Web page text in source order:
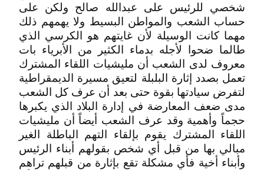
شخصي للرئيس على عبدالله صالح ولكن على
حساب الشعب والمواطن البسيط ولا يهمهم ذلك
مهما كانت الوسيلة لأن غايتهم هو الكرسي الذي
طالما ضحوا لأجله بدماء الكثير من الأبرياء بات
معروف لدى الشعب أن مليشيات اللقاء المشترك
تعمل بصدد إثارة البلبلة لتعيق مسيرة الديمقراطية
لتفرض سيادتها بقوة حتى بعد أن عرف كل الشعب
مدى ضعف المعارضة في إدارة البلاد الذي يكبرها
حجماً وأهمية وقد عرف الشعب أيضاً أن مليشيات
اللقاء المشترك يقوم بإلقاء التهم الباطلة الغير
مبالي بها من قبل أي شخص بقولهم أبناء الرئيس
وأبناء أخية فأي مشكلة تقع بإثارة من قبلهم تراهم